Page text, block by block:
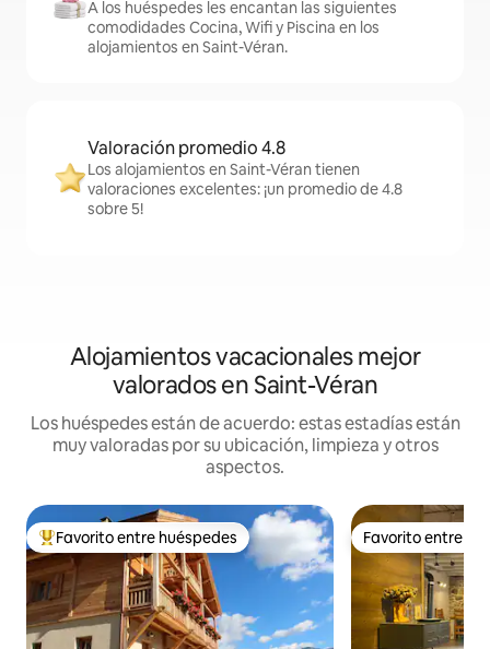
A los huéspedes les encantan las siguientes
comodidades Cocina, Wifi y Piscina en los
alojamientos en Saint-Véran.
Valoración promedio 4.8
Los alojamientos en Saint-Véran tienen
valoraciones excelentes: ¡un promedio de 4.8
sobre 5!
Alojamientos vacacionales mejor
valorados en Saint-Véran
Los huéspedes están de acuerdo: estas estadías están
muy valoradas por su ubicación, limpieza y otros
aspectos.
Favorito entre huéspedes preferido
Favorito entre huéspedes Favorito entre
Favorito entre